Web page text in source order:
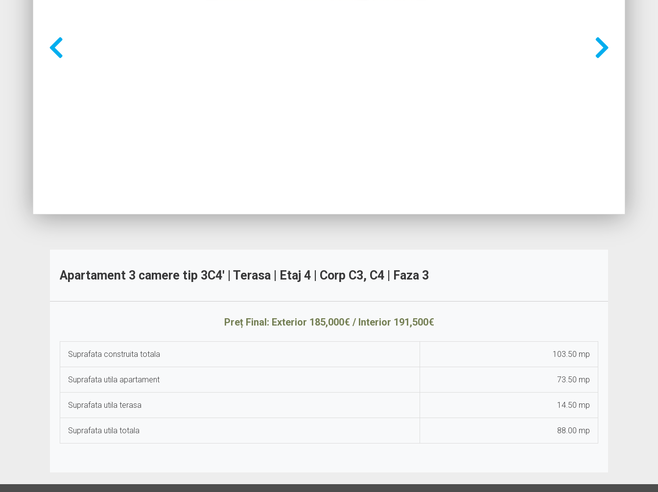
Apartament 3 camere tip 3C4′ | Terasa | Etaj 4 | Corp C3, C4 | Faza 3
Preț Final: Exterior 185,000€ / Interior 191,500€
Suprafata construita totala 103.50 mp
Suprafata utila apartament 73.50 mp
Suprafata utila terasa 14.50 mp
Suprafata utila totala 88.00 mp